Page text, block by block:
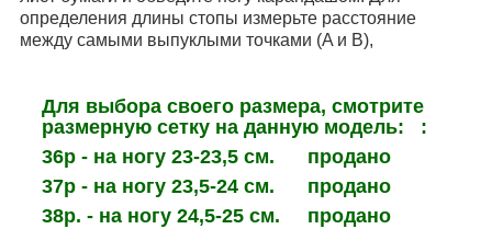
Для выбора своего размера, смотрите
размерную сетку на данную модель: :
36р - на ногу 23-23,5 см. продано
37р - на ногу 23,5-24 см. продано
38р. - на ногу 24,5-25 см. продано
определения длины стопы измерьте расстояние
между самыми выпуклыми точками (A и B),